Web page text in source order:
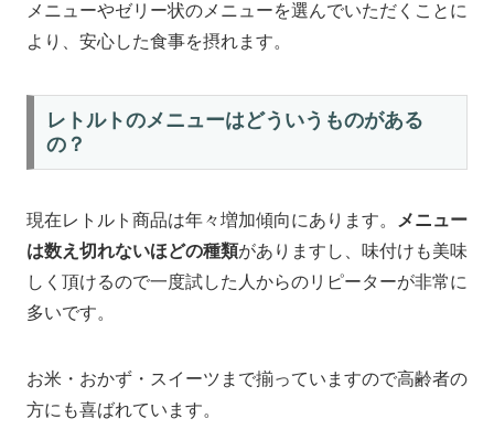
メニューやゼリー状のメニューを選んでいただくことに
より、安心した食事を摂れます。
レトルトのメニューはどういうものがある
の？
現在レトルト商品は年々増加傾向にあります。
メニュー
は数え切れないほどの種類がありますし、味付けも美味
しく頂けるので一度試した人からのリピーターが非常に
多いです。
お米・おかず・スイーツまで揃っていますので高齢者の
方にも喜ばれています。